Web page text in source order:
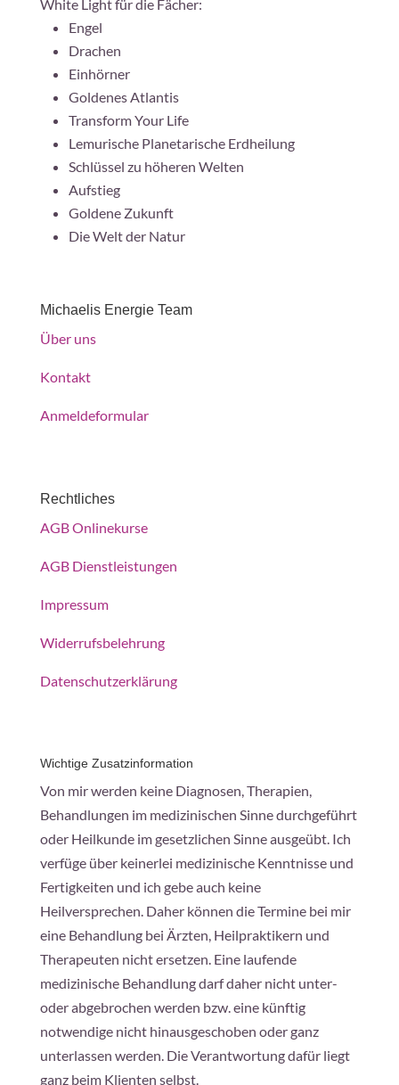
White Light für die Fächer:
Engel
Drachen
Einhörner
Goldenes Atlantis
Transform Your Life
Lemurische Planetarische Erdheilung
Schlüssel zu höheren Welten
Aufstieg
Goldene Zukunft
Die Welt der Natur
Michaelis Energie Team
Über uns
Kontakt
Anmeldeformular
Rechtliches
AGB Onlinekurse
AGB Dienstleistungen
Impressum
Widerrufsbelehrung
Datenschutzerklärung
Wichtige Zusatzinformation
Von mir werden keine Diagnosen, Therapien,
Behandlungen im medizinischen Sinne durchgeführt
oder Heilkunde im gesetzlichen Sinne ausgeübt. Ich
verfüge über keinerlei medizinische Kenntnisse und
Fertigkeiten und ich gebe auch keine
Heilversprechen. Daher können die Termine bei mir
eine Behandlung bei Ärzten, Heilpraktikern und
Therapeuten nicht ersetzen. Eine laufende
medizinische Behandlung darf daher nicht unter-
oder abgebrochen werden bzw. eine künftig
notwendige nicht hinausgeschoben oder ganz
unterlassen werden. Die Verantwortung dafür liegt
ganz beim Klienten selbst.